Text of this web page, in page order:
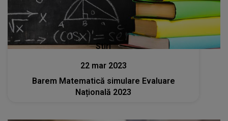
Stiri
22 mar 2023
Barem Matematică simulare Evaluare
Națională 2023